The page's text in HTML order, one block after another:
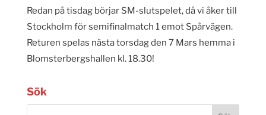
Redan på tisdag börjar SM-slutspelet, då vi åker till
Stockholm för semifinalmatch 1 emot Spårvägen.
Returen spelas nästa torsdag den 7 Mars hemma i
Blomsterbergshallen kl. 18.30!
Sök